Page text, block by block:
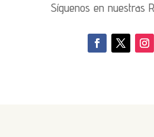
Síguenos en nuestras